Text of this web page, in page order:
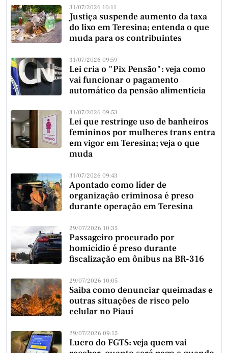
31/07/2026 10:11
Justiça suspende aumento da taxa
do lixo em Teresina; entenda o que
muda para os contribuintes
31/07/2026 09:59
Lei cria o "Pix Pensão": veja como
vai funcionar o pagamento
automático da pensão alimentícia
31/07/2026 09:53
Lei que restringe uso de banheiros
femininos por mulheres trans entra
em vigor em Teresina; veja o que
muda
31/07/2026 09:43
Apontado como líder de
organização criminosa é preso
durante operação em Teresina
29/07/2026 10:35
Passageiro procurado por
homicídio é preso durante
fiscalização em ônibus na BR-316
29/07/2026 10:05
Saiba como denunciar queimadas e
outras situações de risco pelo
celular no Piauí
29/07/2026 09:15
Lucro do FGTS: veja quem vai